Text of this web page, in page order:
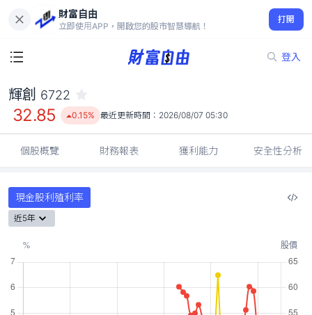
財富自由
立即使用APP，開啟您的股市智慧導航！
打開
登入
32.85
0.15%
輝創 6722
32.85 0.15% 最近更新時間： 2026/08/07 05:30
個股概覽 財務報表 獲利能力 安全性分析
現金股利殖利率
近5年